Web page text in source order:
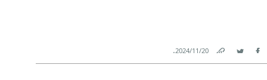
Facebook
Twitter
Link
20‏/11‏/2024
.